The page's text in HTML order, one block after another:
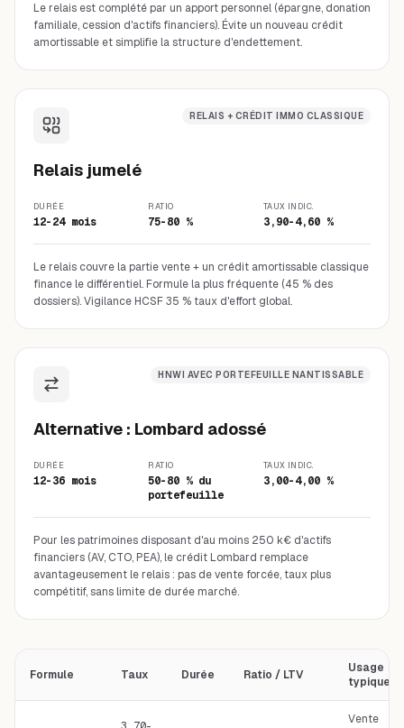
Le relais est complété par un apport personnel (épargne, donation
familiale, cession d'actifs financiers). Évite un nouveau crédit
amortissable et simplifie la structure d'endettement.
RELAIS + CRÉDIT IMMO CLASSIQUE
Relais jumelé
DURÉE
12-24 mois
RATIO
75-80 %
TAUX INDIC.
3,90-4,60 %
Le relais couvre la partie vente + un crédit amortissable classique
finance le différentiel. Formule la plus fréquente (45 % des
dossiers). Vigilance HCSF 35 % taux d'effort global.
HNWI AVEC PORTEFEUILLE NANTISSABLE
Alternative : Lombard adossé
DURÉE
12-36 mois
RATIO
50-80 % du
portefeuille
TAUX INDIC.
3,00-4,00 %
Pour les patrimoines disposant d'au moins 250 k€ d'actifs
financiers (AV, CTO, PEA), le crédit Lombard remplace
avantageusement le relais : pas de vente forcée, taux plus
compétitif, sans limite de durée marché.
Formule Taux Durée Ratio / LTV
Usage
typique
Vente